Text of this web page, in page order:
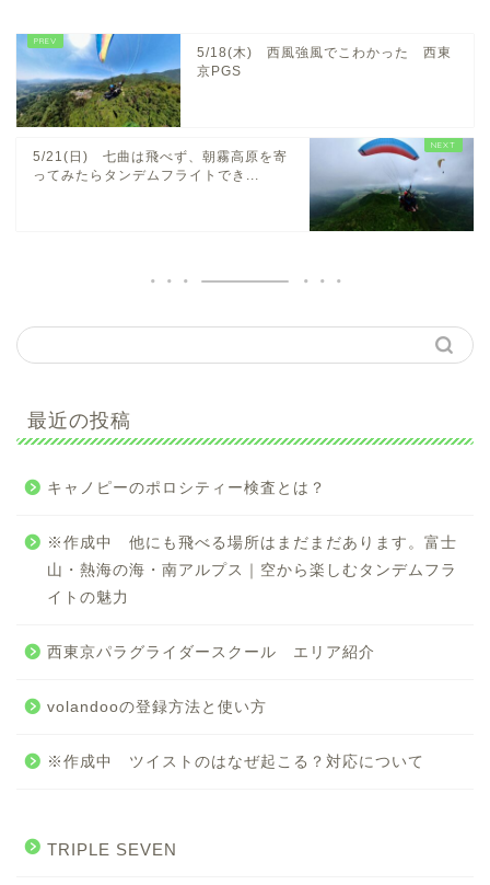
5/18(木) 西風強風でこわかった 西東
京PGS
5/21(日) 七曲は飛べず、朝霧高原を寄
ってみたらタンデムフライトでき...
最近の投稿
キャノピーのポロシティー検査とは？
※作成中 他にも飛べる場所はまだまだあります。富士
山・熱海の海・南アルプス｜空から楽しむタンデムフラ
イトの魅力
西東京パラグライダースクール エリア紹介
volandooの登録方法と使い方
※作成中 ツイストのはなぜ起こる？対応について
TRIPLE SEVEN